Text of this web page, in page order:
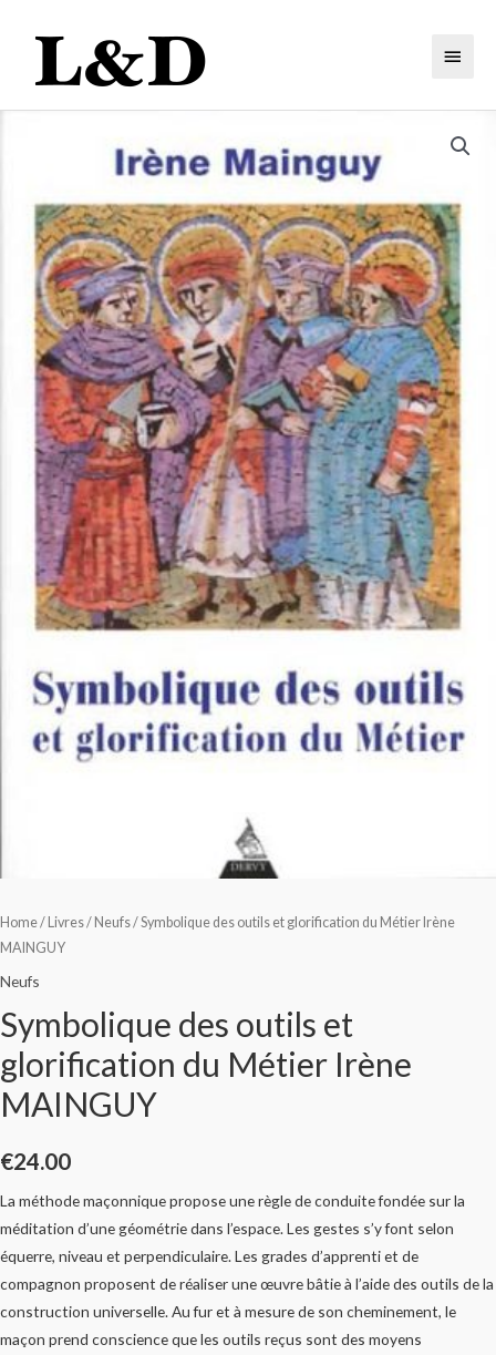
Home/ Livres/ Neufs/ Symbolique des outils et glorification du Métier Irène
MAINGUY
Neufs
Symbolique des outils et
glorification du Métier Irène
MAINGUY
€24.00
La méthode maçonnique propose une règle de conduite fondée sur la
méditation d’une géométrie dans l’espace. Les gestes s’y font selon
équerre, niveau et perpendiculaire. Les grades d’apprenti et de
compagnon proposent de réaliser une œuvre bâtie à l’aide des outils de la
construction universelle. Au fur et à mesure de son cheminement, le
maçon prend conscience que les outils reçus sont des moyens